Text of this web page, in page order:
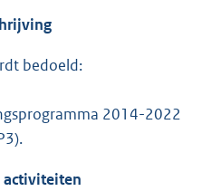
bedoeld:
2014-2022
activiteiten